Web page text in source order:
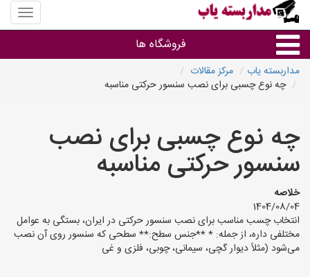
منوی
سایت
یاب
فروشگاه ها
براساس مشخصات ظاهری
براساس برند
فروشندگان دوربین مداربسته
مداربسته یاب
مرکز مقالات
چه نوع چسبی برای نصب سنسور حرکتی مناسبه
چه نوع چسبی برای نصب
سنسور حرکتی مناسبه
خلاصه
1404/08/04
انتخاب چسب مناسب برای نصب سنسور حرکتی در ایران، بستگی به عوامل
مختلفی داره، از جمله: * **جنس سطح:** سطحی که سنسور روی آن نصب
می‌شود (مثلاً دیوار گچی، سیمانی، چوبی، فلزی و غی